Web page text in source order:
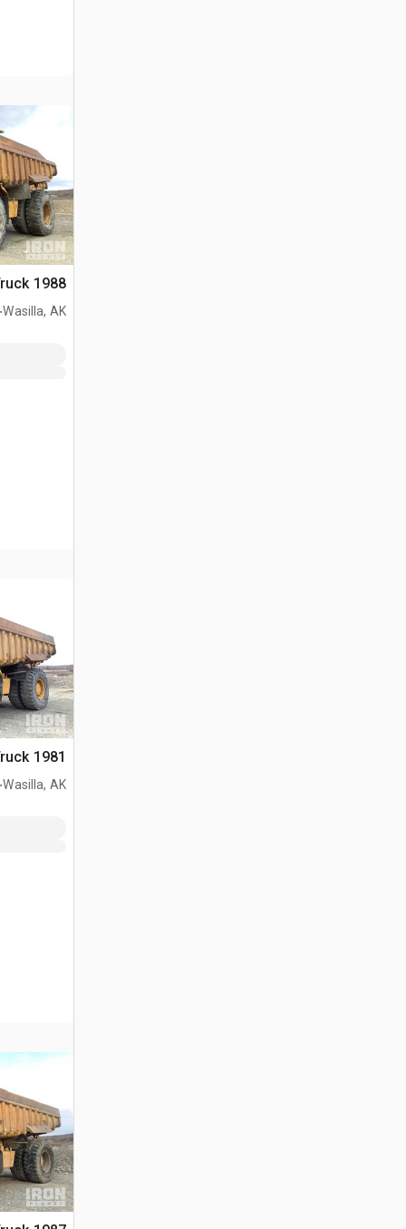
1988 Cat 773B Haul Truck
Wasilla, AK
.
1981 Cat 773B Haul Truck
Wasilla, AK
.